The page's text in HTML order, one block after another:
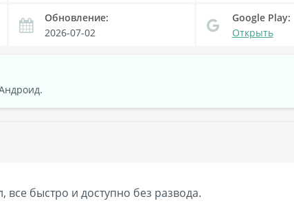
Обновление:
2026-07-02
Google Play:
Открыть
быстро и доступно без развода.